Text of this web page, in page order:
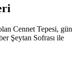
Cennet Tepesi, gün
Şeytan Sofrası ile